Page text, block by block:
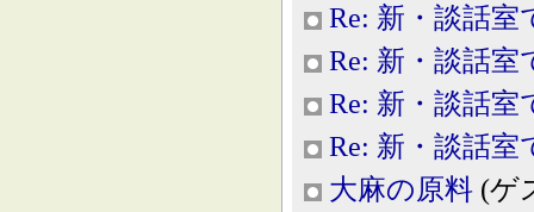
Re: 新・談話室
Re: 新・談話室
Re: 新・談話室
Re: 新・談話室
大麻の原料 (ゲ